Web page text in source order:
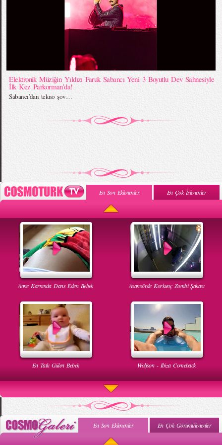
Elektronik Müziğin Yıldızı Faruk Sabancı Yeni 3 Boyutlu Dev Sahnesiyle
İlk Kez Parkorman’da!
Sabancı’dan tekno şov…
En Son Eklenenler En Çok İzlenenler
Anne Karnında Dans Eden Bebek Asansörde Korkunç Zombi Şakası
En Tatlı Gülen Bebek Wolfson - Ibiza Comeback
En Son Eklenenler En Çok Görüntülenenler